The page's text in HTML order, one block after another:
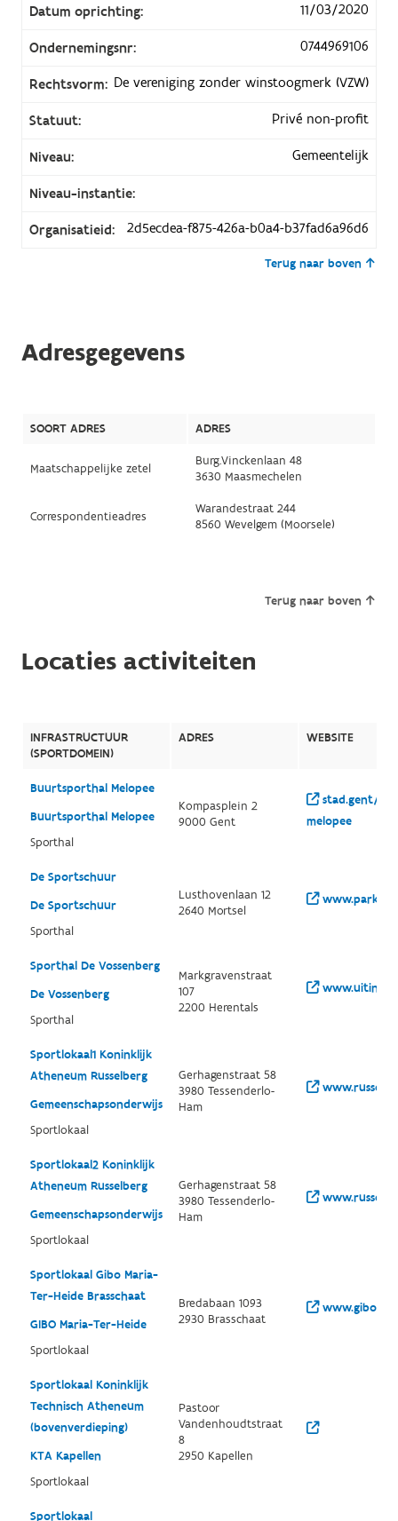
Datum oprichting: 11/03/2020
Ondernemingsnr: 0744969106
Rechtsvorm: De vereniging zonder winstoogmerk (VZW)
Statuut: Privé non-profit
Niveau: Gemeentelijk
Niveau-instantie:
Organisatieid: 2d5ecdea-f875-426a-b0a4-b37fad6a96d6
Terug naar boven
Adresgegevens
SOORT ADRES ADRES
Maatschappelijke zetel
Burg.Vinckenlaan 48
3630 Maasmechelen
Correspondentieadres
Warandestraat 244
8560 Wevelgem (Moorsele)
Terug naar boven
Locaties activiteiten
INFRASTRUCTUUR
(SPORTDOMEIN)
ADRES WEBSITE
Buurtsporthal Melopee
Buurtsporthal Melopee
Sporthal
Kompasplein 2
9000 Gent
stad.gent/nl/
melopee
De Sportschuur
De Sportschuur
Sporthal
Lusthovenlaan 12
2640 Mortsel
Sporthal De Vossenberg
De Vossenberg
Sporthal
Markgravenstraat
107
2200 Herentals
Sportlokaal1 Koninklijk
Atheneum Russelberg
Gemeenschapsonderwijs
Sportlokaal
Gerhagenstraat 58
3980 Tessenderlo-
Ham
Sportlokaal2 Koninklijk
Atheneum Russelberg
Gemeenschapsonderwijs
Sportlokaal
Gerhagenstraat 58
3980 Tessenderlo-
Ham
Sportlokaal Gibo Maria-
Ter-Heide Brasschaat
GIBO Maria-Ter-Heide
Sportlokaal
Bredabaan 1093
2930 Brasschaat
Sportlokaal Koninklijk
Technisch Atheneum
(bovenverdieping)
KTA Kapellen
Sportlokaal
Pastoor
Vandenhoudtstraat
8
2950 Kapellen
Sportlokaal